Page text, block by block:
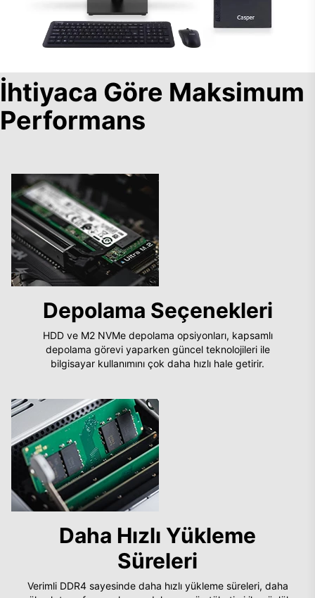
İhtiyaca Göre Maksimum
Performans
Depolama Seçenekleri
HDD ve M2 NVMe depolama opsiyonları, kapsamlı
depolama görevi yaparken güncel teknolojileri ile
bilgisayar kullanımını çok daha hızlı hale getirir.
Daha Hızlı Yükleme
Süreleri
Verimli DDR4 sayesinde daha hızlı yükleme süreleri, daha